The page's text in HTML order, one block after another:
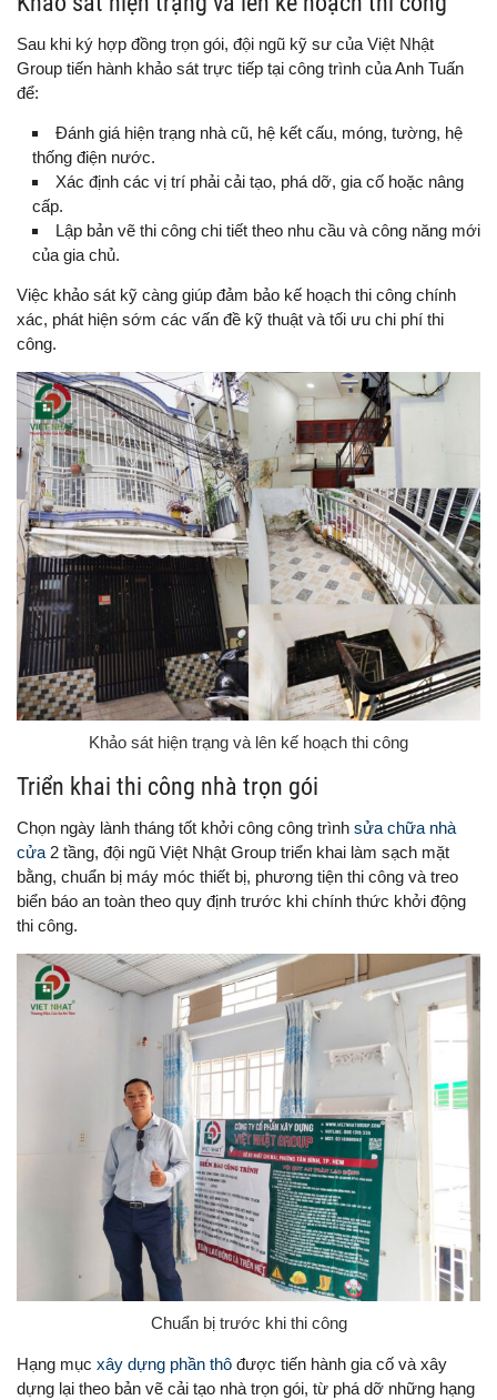
Sau khi ký hợp đồng trọn gói, đội ngũ kỹ sư của Việt Nhật
Group tiến hành khảo sát trực tiếp tại công trình của Anh Tuấn
để:
Đánh giá hiện trạng nhà cũ, hệ kết cấu, móng, tường, hệ
thống điện nước.
Xác định các vị trí phải cải tạo, phá dỡ, gia cố hoặc nâng
cấp.
Lập bản vẽ thi công chi tiết theo nhu cầu và công năng mới
của gia chủ.
Việc khảo sát kỹ càng giúp đảm bảo kế hoạch thi công chính
xác, phát hiện sớm các vấn đề kỹ thuật và tối ưu chi phí thi
công.
Khảo sát hiện trạng và lên kế hoạch thi công
Triển khai thi công nhà trọn gói
Chọn ngày lành tháng tốt khởi công công trình sửa chữa nhà
cửa 2 tầng, đội ngũ Việt Nhật Group triển khai làm sạch mặt
bằng, chuẩn bị máy móc thiết bị, phương tiện thi công và treo
biển báo an toàn theo quy định trước khi chính thức khởi động
thi công.
Chuẩn bị trước khi thi công
Hạng mục xây dựng phần thô được tiến hành gia cố và xây
dựng lại theo bản vẽ cải tạo nhà trọn gói, từ phá dỡ những hạng